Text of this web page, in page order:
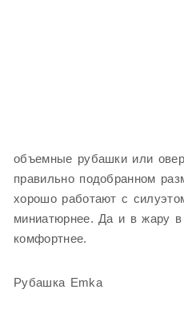
объемные рубашки или
правильно подобранном
хорошо работают с
миниатюрнее. Да и в жару в
комфортнее.
Рубашка Emka